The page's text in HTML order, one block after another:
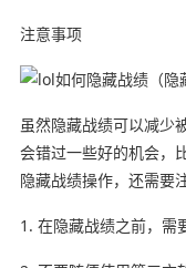
注意事项
虽然隐藏战绩可以减少
会错过一些好的机会，
隐藏战绩操作，还需要
1. 在隐藏战绩之前，需